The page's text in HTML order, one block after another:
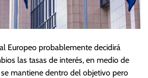
Europeo probablemente decidirá
las tasas de interés, en medio de
mantiene dentro del objetivo pero